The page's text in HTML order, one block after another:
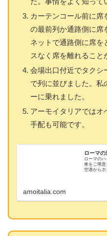
カーテンコール前に席
の最前列か通路側に席
ネットで通路側に席を
スなく席を離れること
会場出口付近でタクシ
で列に並びました。私
ーに乗れました。
アーモイタリアではオ
手配も可能です。
ローマ
ローマの
車をご用意
空港から
amoitalia.com